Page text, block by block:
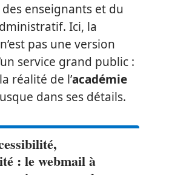
enseignants et du
Ici, la
pas une version
service grand public :
réalité de l’académie
dans ses détails.
: le webmail à